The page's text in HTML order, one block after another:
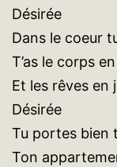
Désirée
Dans le coeur
T’as le corps
Et les rêves en
Désirée
Tu portes bien
Ton